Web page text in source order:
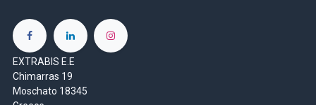
EXTRABIS E.E
Chimarras 19
Moschato 18345